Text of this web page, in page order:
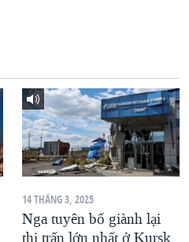
14 THÁNG 3, 2025
Nga tuyên bố giành lại